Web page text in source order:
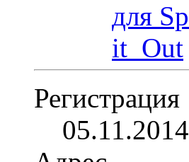
Регистрация
05.11.2014